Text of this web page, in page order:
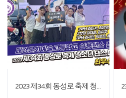
2023 제34회 동성로 축제 청소년 댄스대회 최우수상 수상